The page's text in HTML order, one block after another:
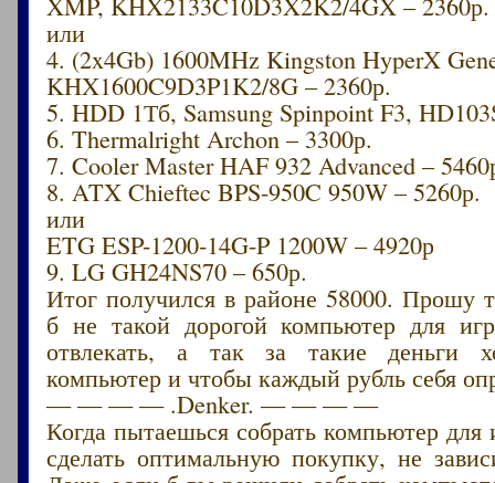
или
4. (2x4Gb) 1600MHz Kingston HyperX
KHX1600C9D3P1K2/8G – 2360р.
5. HDD 1Тб, Samsung Spinpoint F3,
6. Thermalright Archon – 3300р.
7. Cooler Master HAF 932 Advanced –
8. ATX Chieftec BPS-950C 950W – 5260р.
или
ETG ESP-1200-14G-P 1200W – 4920р
9. LG GH24NS70 – 650р.
Итог получился в районе 58000. Прошу
б не такой дорогой компьютер для
отвлекать, а так за такие деньги
компьютер и чтобы каждый рубль себя
— — — — .Denker. — — — —
Когда пытаешься собрать компьютер
сделать оптимальную покупку, не